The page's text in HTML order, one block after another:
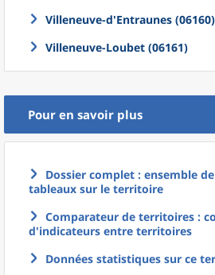
Villeneuve-d'Entraunes (06160)
Villeneuve-Loubet (06161)
Pour en savoir plus
Dossier complet : ensemble
tableaux sur le territoire
Comparateur de territoires :
d'indicateurs entre territoires
Données statistiques sur ce